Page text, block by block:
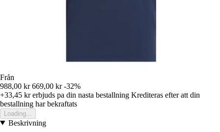
Från
988,00 kr 669,00 kr -32%
+33,45 krerbjuds pa din nasta bestallning Krediteras efter att din
bestallning har bekraftats
Loading...
Beskrivning